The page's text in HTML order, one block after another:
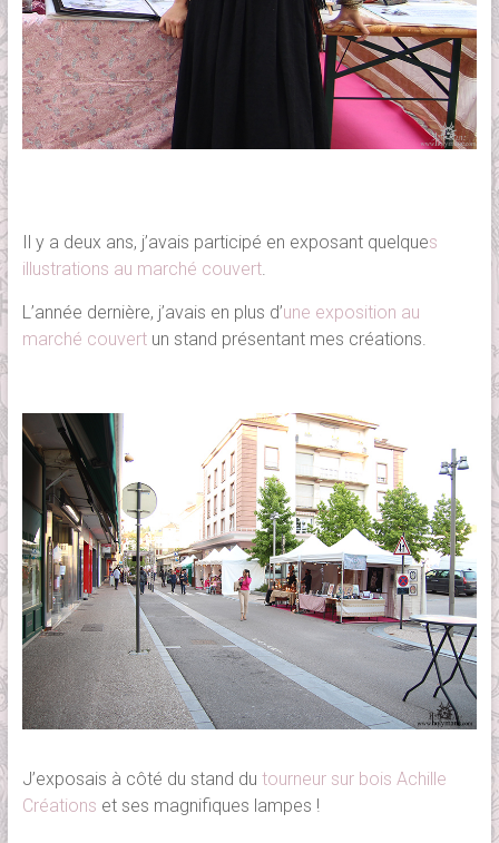
Il y a deux ans, j’avais participé en exposant quelques
illustrations au marché couvert.
L’année dernière, j’avais en plus d’une exposition au
marché couvertun stand présentant mes créations.
J’exposais à côté du stand du tourneur sur bois Achille
Créations et ses magnifiques lampes !